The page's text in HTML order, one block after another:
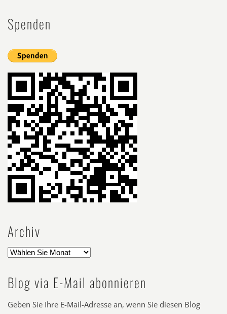
Spenden
Archiv
Blog via E-Mail abonnieren
Geben Sie Ihre E-Mail-Adresse an, wenn Sie diesen Blog